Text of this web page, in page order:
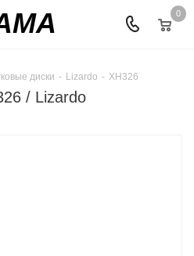
0
диски - Lizardo - XH326
/ Lizardo